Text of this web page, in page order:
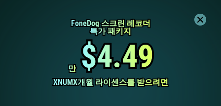
FoneDog 스크린 레코더
FoneDog 스크린 레코더
특가 패키지
특가 패키지
만
만 $4.49
$4.49
XNUMX개월 라이센스를 받으려면
XNUMX개월 라이센스를 받으려면